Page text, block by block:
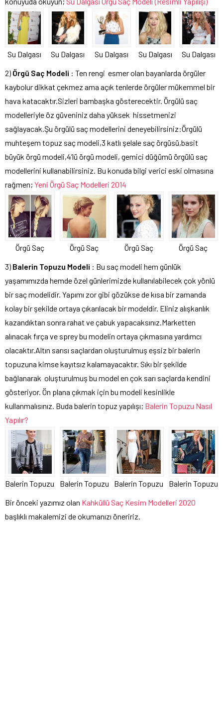
Su Dalgası Su Dalgası Su Dalgası Su Dalgası
Su Dalgası
2) Örgü Saç Modeli : Ten rengi esmer olan bayanlarda örgüler
kaybolur dikkat çekmez ama açık tenlerde örgüler mükemmel bir
hava katacaktır.Sizleri bambaşka gösterecektir. Örgülü saç
modelleriyle öz güveniniz daha yüksek hissetmenizi
sağlayacak.Şu örgülü saç modellerini deneyebilirsiniz:Örgülü
muhteşem topuz saç modeli,3 katlı şelale saç örgüsü,basit
büyük örgü modeli,4’lü örgü modeli, gemici düğümü örgülü saç
modellerini kullanabilirsiniz. Bu konuda bilgi verici eski olmasına
rağmen; Yeni Örgü Saç Modelleri 2014
Örgü Saç Örgü Saç Örgü Saç
Örgü Saç
3) Balerin Topuzu Modeli : Bu saç modeli hem günlük
yaşamımızda hemde özel günlerimizde kullanılabilecek çok yönlü
bir saç modelidir. Yapımı zor gibi gözükse de kısa bir zamanda
kolay bir şekilde ortaya çıkarılacak bir modeldir. Eliniz alışkanlık
kazandıktan sonra rahat ve çabuk yapacaksınız.Marketten
alınacak fırça ve sprey bu modelin ortaya çıkmasına yardımcı
olacaktır.Altın sarısı saçlardan oluşturulmuş eşsiz bir balerin
topuzuna kimse kayıtsız kalamayacaktır. Sıkı bir şekilde
bağlanarak oluşturulmuş bu model en çok sarı saçlarda kendini
gösteriyor. Ön plana çıkmak için bu modeli kesinlikle
kullanmalısınız. Buda balerin topuz yapılışı; Balerin Topuzu Nasıl
Yapılır?
Balerin Topuzu Balerin Topuzu Balerin Topuzu
Balerin Topuzu
Bir önceki yazımız olan Kahküllü Saç Kesim Modelleri 2020
başlıklı makalemizi de okumanızı öneririz.